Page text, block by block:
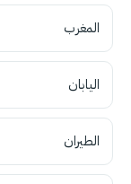
المغرب
اليابان
الطيران